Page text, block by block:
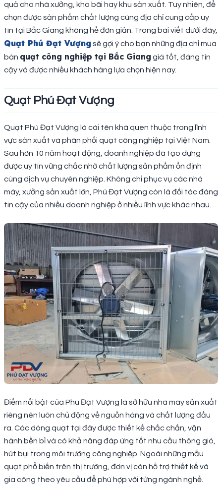
quả cho nhà xưởng, kho bãi hay khu sản xuất. Tuy nhiên, để
chọn được sản phẩm chất lượng cùng địa chỉ cung cấp uy
tín tại Bắc Giang không hề đơn giản. Trong bài viết dưới đây,
Quạt Phú Đạt Vượngsẽ gợi ý cho bạn những địa chỉ mua
bán quạt công nghiệp tại Bắc Giang giá tốt, đáng tin
cậy và được nhiều khách hàng lựa chọn hiện nay.
Quạt Phú Đạt Vượng
Quạt Phú Đạt Vượng là cái tên khá quen thuộc trong lĩnh
vực sản xuất và phân phối quạt công nghiệp tại Việt Nam.
Sau hơn 10 năm hoạt động, doanh nghiệp đã tạo dựng
được uy tín vững chắc nhờ chất lượng sản phẩm ổn định
cùng dịch vụ chuyên nghiệp. Không chỉ phục vụ các nhà
máy, xưởng sản xuất lớn, Phú Đạt Vượng còn là đối tác đáng
tin cậy của nhiều doanh nghiệp ở nhiều lĩnh vực khác nhau.
Điểm nổi bật của Phú Đạt Vượng là sở hữu nhà máy sản xuất
riêng nên luôn chủ động về nguồn hàng và chất lượng đầu
ra. Các dòng quạt tại đây được thiết kế chắc chắn, vận
hành bền bỉ và có khả năng đáp ứng tốt nhu cầu thông gió,
hút bụi trong môi trường công nghiệp. Ngoài những mẫu
quạt phổ biến trên thị trường, đơn vị còn hỗ trợ thiết kế và
gia công theo yêu cầu để phù hợp với từng ngành nghề.